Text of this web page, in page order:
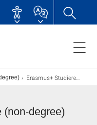
Erasmus+ Studierende
(non-degree)